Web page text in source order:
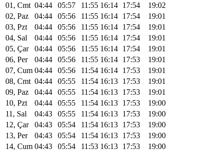
01, Cmt 04:44 05:57 11:55 16:14 17:54
19:02
02, Paz
04:44 05:56 11:55 16:14 17:54
19:01
03, Pzt
04:44 05:56 11:55 16:14 17:54
19:01
04, Sal
04:44 05:56 11:55 16:14 17:54
19:01
05, Çar
04:44 05:56 11:55 16:14 17:54
19:01
06, Per
04:44 05:56 11:55 16:14 17:53
19:01
07, Cum 04:44 05:56 11:54 16:14 17:53
19:01
08, Cmt 04:44 05:55 11:54 16:13 17:53
19:01
09, Paz
04:44 05:55 11:54 16:13 17:53
19:01
10, Pzt
04:44 05:55 11:54 16:13 17:53
19:00
11, Sal
04:43 05:55 11:54 16:13 17:53
19:00
12, Çar
04:43 05:54 11:54 16:13 17:53
19:00
13, Per
04:43 05:54 11:54 16:13 17:53
19:00
14, Cum 04:43 05:54 11:53 16:13 17:53
19:00